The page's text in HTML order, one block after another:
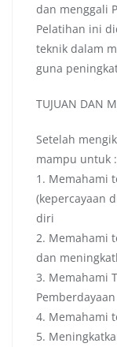
dan menggali
Pelatihan ini
teknik dalam
guna
TUJUAN DAN
Setelah
mampu untuk :
1. Memahami
(kepercayaan
diri
2. Memahami
dan
3. Memahami
4. Memahami
5.